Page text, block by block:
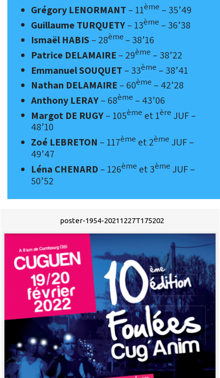
Grégory LENORMANT – 11ème – 35’49
Guillaume TURQUETY– 13ème – 36’38
Ismaël HABIS – 28ème – 38’16
Patrice DELAMAIRE – 29ème – 38’22
Emmanuel SOUQUET – 33ème – 38’41
Nathan DELAMAIRE – 60ème – 42’28
Anthony LERAY– 68ème – 43’06
Margot DE RUGY– 105ème et 1ère JUF –
48’10
Zoé LEBRETON – 117ème et 2ème JUF –
49’47
Léna CHENARD – 126ème et 3ème JUF –
50’52
poster-1954-20211227T175202